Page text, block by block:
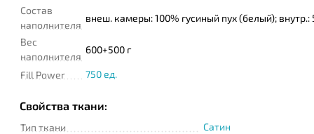
Состав
наполнителя
внеш. камеры: 100% гусиный пух (белый);
Вес
наполнителя
600+500 г
Fill Power 750 ед.
Свойства ткани:
Тип ткани
Сатин